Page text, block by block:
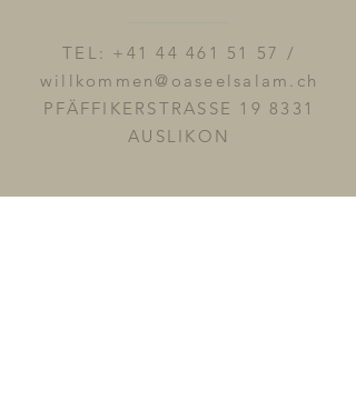
TEL: +41 44 461 51 57 /
willkommen@oaseelsalam.ch
PFÄFFIKERSTRASSE 19 8331
AUSLIKON